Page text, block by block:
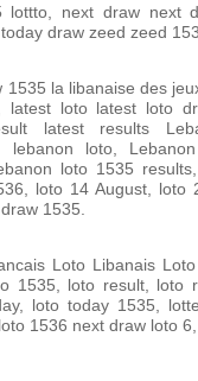
lottto, next draw next
draw zeed zeed
1535 la libanaise des
latest loto latest loto
latest results
lebanon loto,
loto 1535
loto 14 August, loto
1535.
Loto Libanais Loto
1535, loto result, loto
loto today 1535,
1536 next draw loto 6,